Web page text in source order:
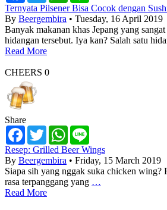
Ternyata Pilsener Bisa Cocok dengan
By Beergembira • Tuesday, 16 April 2019
Banyak makanan khas Jepang yang
hidangan tersebut. Iya kan? Salah satu
Read More
CHEERS 0
Share
FacebookTwitterWhatsApp
Resep: Grilled Beer Wings
By Beergembira • Friday, 15 March 2019
Siapa sih yang nggak suka chicken wing?
rasa terpanggang yang …
Read More